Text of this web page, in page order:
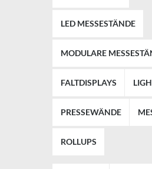
LED MESSESTÄNDE
MODULARE
FALTDISPLAYS
PRESSEWÄNDE
ROLLUPS